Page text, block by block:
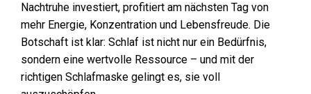
Nachtruhe investiert, profitiert am nächsten Tag von
mehr Energie, Konzentration und Lebensfreude. Die
Botschaft ist klar: Schlaf ist nicht nur ein Bedürfnis,
sondern eine wertvolle Ressource – und mit der
richtigen Schlafmaske gelingt es, sie voll